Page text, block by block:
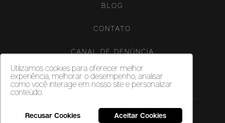
Utilizamos cookies para oferecer melhor
experiência, melhorar o desempenho, analisar
como você interage em nosso site e personalizar
conteúdo.
Recusar Cookies Aceitar Cookies
BLOG
CONTATO
CANAL DE DENÚNCIA
Copyright ©‎ 2026. Porcelanatos, revestimentos cerâmicos e vinílicos -